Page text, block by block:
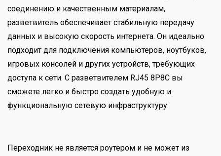
соединению и качественным материалам,
разветвитель обеспечивает стабильную передачу
данных и высокую скорость интернета. Он идеально
подходит для подключения компьютеров, ноутбуков,
игровых консолей и других устройств, требующих
доступа к сети. С разветвителем RJ45 8P8C вы
сможете легко и быстро создать удобную и
функциональную сетевую инфраструктуру.
Переходник не является роутером и не может из